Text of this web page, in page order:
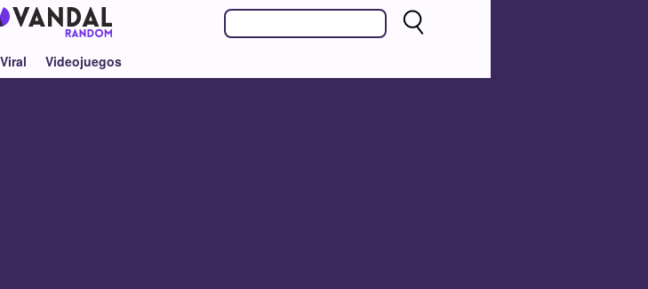
Viral Videojuegos